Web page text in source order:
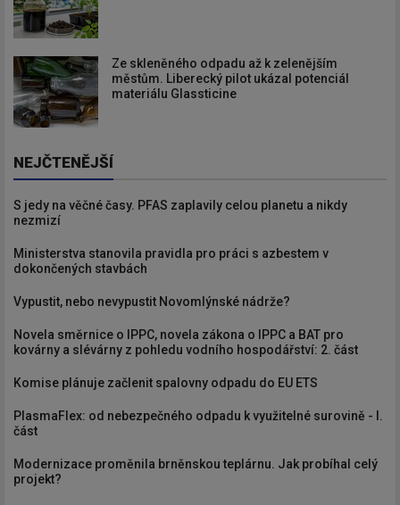
Ze skleněného odpadu až k zelenějším
městům. Liberecký pilot ukázal potenciál
materiálu Glassticine
NEJČTENĚJŠÍ
S jedy na věčné časy. PFAS zaplavily celou planetu a nikdy
nezmizí
Ministerstva stanovila pravidla pro práci s azbestem v
dokončených stavbách
Vypustit, nebo nevypustit Novomlýnské nádrže?
Novela směrnice o IPPC, novela zákona o IPPC a BAT pro
kovárny a slévárny z pohledu vodního hospodářství: 2. část
Komise plánuje začlenit spalovny odpadu do EU ETS
PlasmaFlex: od nebezpečného odpadu k využitelné surovině - I.
část
Modernizace proměnila brněnskou teplárnu. Jak probíhal celý
projekt?